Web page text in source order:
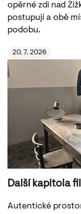
opěrné zdi nad
postupují a obě
podobu.
20. 7. 2026
Další kapitola
Autentické